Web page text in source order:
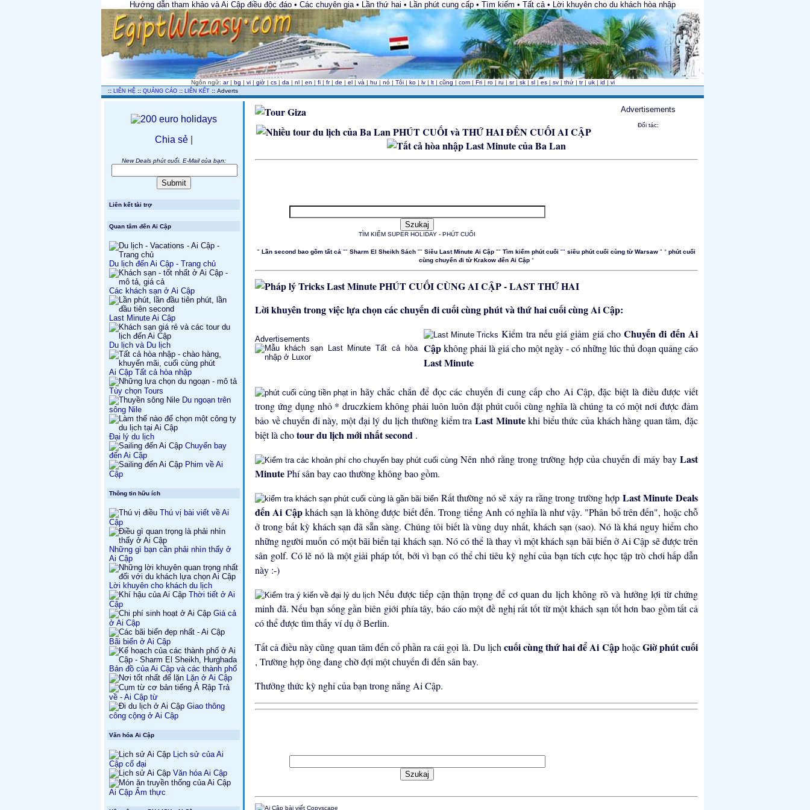
Hướng dẫn tham khảo và Ai Cập điều độc đáo • Các chuyên gia • Lần thứ hai • Lần phút cung cấp • Tìm kiếm • Tất cả • Lời khuyên cho du khách hòa nhập
Ngôn ngữ: ar | bg | vi | giờ | cs | da | nl | en | fi | fr | de | el | và | hu | nó | Tôi | ko | lv | lt | cũng | com | Fri | ro | ru | sr | sk | sl | es | sv | thứ | tr | uk | id | vi
:: LIÊN HỆ :: QUẢNG CÁO :: LIÊN KẾT :: Adverts
Chia sẻ
New Deals phút cuối. E-Mail của bạn:
Liên kết tài trợ
Quan tâm đến Ai Cập
Du lịch đến Ai Cập - Trang chủ
Các khách sạn ở Ai Cập
Last Minute Ai Cập
Du lịch và Du lịch
Ai Cập Tất cả hòa nhập
Tùy chọn Tours
Du ngoạn trên
sông Nile
Đại lý du lịch
Chuyến bay
đến Ai Cập
Phim về Ai
Cập
Thông tin hữu ích
Thú vị bài viết về Ai
Cập
Những gì bạn cần phải nhìn thấy ở
Ai Cập
Lời khuyên cho khách du lịch
Thời tiết ở Ai
Cập
Giá cả
ở Ai Cập
Bãi biển ở Ai Cập
Bản đồ của Ai Cập và các thành phố
Lặn ở Ai Cập
Trả
về - Ai Cập từ
Giao thông
công cộng ở Ai Cập
Văn hóa Ai Cập
Lịch sử của Ai
Cập cổ đại
Văn hóa Ai Cập
Ai Cập Ẩm thực
Advertisements
Đối tác:
PHÚT CUỐI và THỨ HAI ĐẾN CUỐI AI CẬP
TÌM KIẾM SUPER HOLIDAY - PHÚT CUỐI
" Lần second bao gồm tất cả "" Sharm El Sheikh Sách "" Siêu Last Minute Ai Cập "" Tìm kiếm phút cuối "" siêu phút cuối cùng từ Warsaw " " phút cuối
cùng chuyến đi từ Krakow đến Ai Cập "
PHÚT CUỐI CÙNG AI CẬP - LAST THỨ HAI
Lời khuyên trong việc lựa chọn các chuyến đi cuối cùng phút và thứ hai cuối cùng Ai Cập:
Advertisements Kiểm tra nếu giá giảm giá choChuyến đi đến Ai
Cậpkhông phải là giá cho một ngày - có những lúc thủ đoạn quảng cáo
Last Minute
hãy chắc chắn để đọc các chuyến đi cung cấp cho Ai Cập, đặc biệt là điều được viết
trong ứng dụng nhỏ * druczkiem không phải luôn luôn đặt phút cuối cùng nghĩa là chúng ta có một nơi được đảm
bảo về chuyến đi này, một đại lý du lịch thường kiểm tra Last Minutekhi biểu thức của khách hàng quan tâm, đặc
biệt là chotour du lịch mới nhất second .
Nên nhớ rằng trong trường hợp của chuyến đi máy bay Last
MinutePhí sân bay cao thường không bao gồm.
Rất thường nó sẽ xảy ra rằng trong trường hợp Last Minute Deals
đến Ai Cậpkhách sạn là không được biết đến. Trong tiếng Anh có nghĩa là như vậy. "Phân bổ trên đến", hoặc chỗ
ở trong bất kỳ khách sạn đã sẵn sàng. Chúng tôi biết là vùng duy nhất, khách sạn (sao). Nó là khá nguy hiểm cho
những người muốn có một bãi biển tại khách sạn. Nó có thể là thay vì một khách sạn bãi biển ở Ai Cập sẽ được trên
sân golf. Có lẽ nó là một giải pháp tốt, bởi vì bạn có thể chi tiêu kỳ nghỉ của bạn tích cực học tập trò chơi hấp dẫn
này :-)
Nếu được tiếp cận thận trọng để cơ quan du lịch không rõ và hưởng lợi từ chứng
minh đã. Nếu bạn sống gần biên giới phía tây, báo cáo một đề nghị rất tốt từ một khách sạn tốt hơn bao gồm tất cả
có thể được tìm thấy ví dụ ở Berlin.
Tất cả điều này cũng quan tâm đến cổ phần ra cái gọi là. Du lịchcuối cùng thứ hai để Ai CậphoặcGiờ phút cuối
, Trường hợp ông đang chờ đợi một chuyến đi đến sân bay.
Thưởng thức kỳ nghỉ của bạn trong nắng Ai Cập.